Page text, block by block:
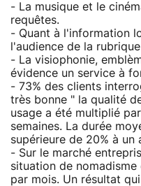
- La musique et le
requêtes.
- Quant à l'information
l'audience de la
- La visiophonie,
évidence un service à
- 73% des clients
très bonne " la qualité
usage a été multiplié
semaines. La durée
supérieure de 20% à un
- Sur le marché
situation de nomadisme
par mois. Un résultat